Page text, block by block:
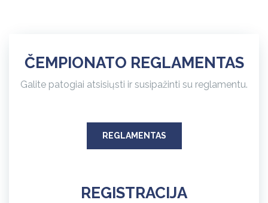
ČEMPIONATO REGLAMENTAS
Galite patogiai atsisiųsti ir susipažinti su reglamentu.
REGLAMENTAS
REGISTRACIJA